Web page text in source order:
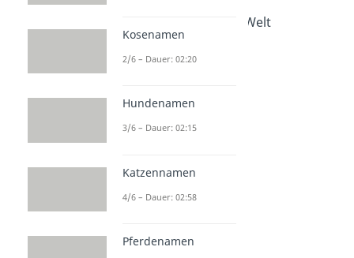
Kleinster Mensch der Welt
Dauer: 02:40
Kosenamen
2/6 – Dauer: 02:20
Hundenamen
3/6 – Dauer: 02:15
Katzennamen
4/6 – Dauer: 02:58
Pferdenamen